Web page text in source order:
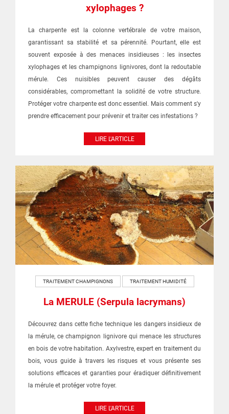
xylophages ?
La charpente est la colonne vertébrale de votre maison,
garantissant sa stabilité et sa pérennité. Pourtant, elle est
souvent exposée à des menaces insidieuses : les insectes
xylophages et les champignons lignivores, dont la redoutable
mérule. Ces nuisibles peuvent causer des dégâts
considérables, compromettant la solidité de votre structure.
Protéger votre charpente est donc essentiel. Mais comment s'y
prendre efficacement pour prévenir et traiter ces infestations ?
LIRE L'ARTICLE
TRAITEMENT CHAMPIGNONS TRAITEMENT HUMIDITÉ
La MERULE (Serpula lacrymans)
Découvrez dans cette fiche technique les dangers insidieux de
la mérule, ce champignon lignivore qui menace les structures
en bois de votre habitation. Axylvestre, expert en traitement du
bois, vous guide à travers les risques et vous présente ses
solutions efficaces et garanties pour éradiquer définitivement
la mérule et protéger votre foyer.
LIRE L'ARTICLE